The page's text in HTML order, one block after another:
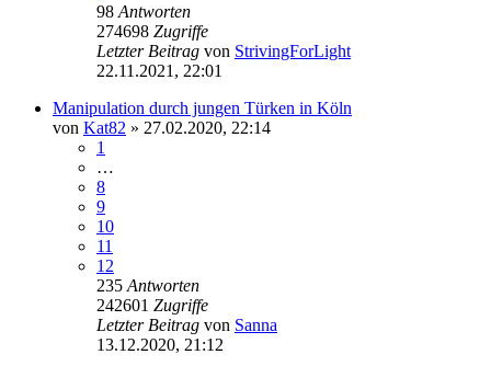
98 Antworten
274698 Zugriffe
Letzter Beitrag von StrivingForLight
22.11.2021, 22:01
Manipulation durch jungen Türken in Köln
von Kat82 » 27.02.2020, 22:14
1
…
8
9
10
11
12
235 Antworten
242601 Zugriffe
Letzter Beitrag von Sanna
13.12.2020, 21:12